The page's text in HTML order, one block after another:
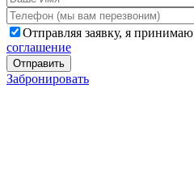
Отправляя заявку, я принимаю
соглашение
Забронировать